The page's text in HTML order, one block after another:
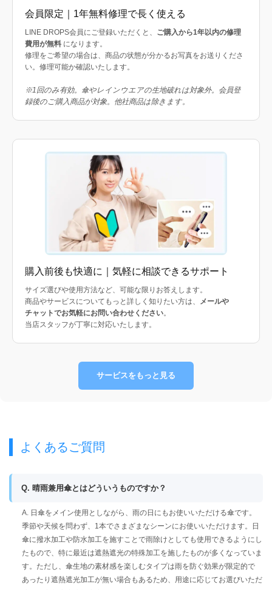
会員限定｜1年無料修理で長く使える
LINE DROPS会員にご登録いただくと、 ご購入から1年以内の修理
費用が無料 になります。
修理をご希望の場合は、商品の状態が分かるお写真をお送りくださ
い。修理可能か確認いたします。
※1回のみ有効。傘やレインウエアの生地破れは対象外。会員登
録後のご購入商品が対象。他社商品は除きます。
購入前後も快適に｜気軽に相談できるサポート
サイズ選びや使用方法など、可能な限りお答えします。
商品やサービスについてもっと詳しく知りたい方は、
メールや
チャットでお気軽にお問い合わせください。
当店スタッフが丁寧に対応いたします。
サービスをもっと見る
よくあるご質問
Q. 晴雨兼用傘とはどういうものですか？
A. 日傘をメイン使用としながら、雨の日にもお使いいただける傘です。
季節や天候を問わず、1本でさまざまなシーンにお使いいただけます。日
傘に撥水加工や防水加工を施すことで雨除けとしても使用できるようにし
たもので、特に最近は遮熱遮光の特殊加工を施したものが多くなっていま
す。ただし、傘生地の素材感を楽しむタイプは雨を防ぐ効果が限定的で
あったり遮熱遮光加工が無い場合もあるため、用途に応じてお選びいただ